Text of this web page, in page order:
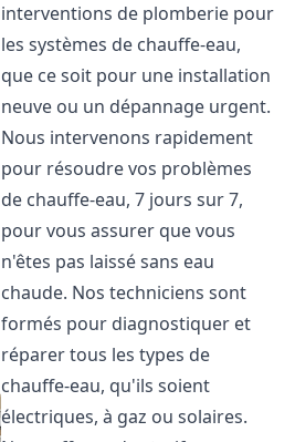
interventions de plomberie pour
les systèmes de chauffe-eau,
que ce soit pour une installation
neuve ou un dépannage urgent.
Nous intervenons rapidement
pour résoudre vos problèmes
de chauffe-eau, 7 jours sur 7,
pour vous assurer que vous
n'êtes pas laissé sans eau
chaude. Nos techniciens sont
formés pour diagnostiquer et
réparer tous les types de
chauffe-eau, qu'ils soient
électriques, à gaz ou solaires.